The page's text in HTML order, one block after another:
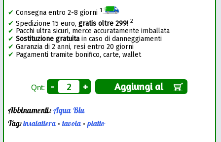
✔ Consegna entro 2-8 giorni 1
✔ Spedizione 15 euro,gratis oltre 299! 2
✔ Pacchi ultra sicuri, merce accuratamente imballata
✔ Sostituzione gratuitain caso di danneggiamenti
✔ Garanzia di 2 anni, resi entro 20 giorni
✔ Pagamenti tramite bonifico, carte, wallet
Qnt: - + Aggiungi al
Abbinamenti:Aqua Blu
Tag:insalatiera•tavola•piatto